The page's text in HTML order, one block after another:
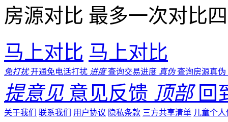
房源对比 最多一次对比
马上对比 马上对比
免打扰 开通免电话打扰 进度 查询交易进度 真伪 查询房源真伪
提意见 意见反馈 顶部 回
关于我们 联系我们 用户协议 隐私条款 三方共享清单 儿童个